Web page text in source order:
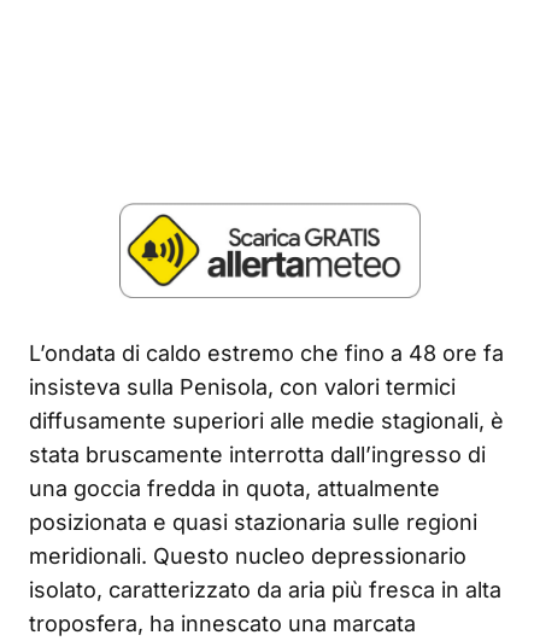
L’ondata di caldo estremo che fino a 48 ore fa
insisteva sulla Penisola, con valori termici
diffusamente superiori alle medie stagionali, è
stata bruscamente interrotta dall’ingresso di
una goccia fredda in quota, attualmente
posizionata e quasi stazionaria sulle regioni
meridionali. Questo nucleo depressionario
isolato, caratterizzato da aria più fresca in alta
troposfera, ha innescato una marcata